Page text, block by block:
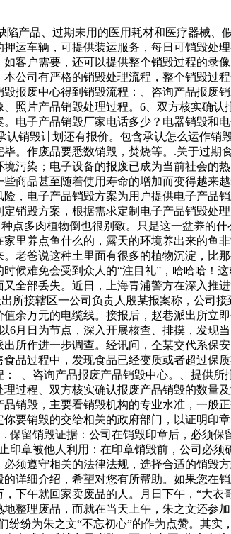
陷产品、过期未用的医用耗材和医疗器械
运车辆，可提供装运服务，每日可销毁
客户需要，还可以提供整个销毁过程的
公司有严格的销毁处理流程，整个销毁
报废中心得到销毁流程：、咨询产品报废
照片产品销毁处理过程。6、双方核实确
电子产品销毁厂家电话多少？电器销毁和
销毁计划还有报价。包含承认怎么运作
。作废品要悉数销毁，焚烧等。.关于过
污染；电子设备的报废已成为当前社会
商品甚至随着使用寿命的增加而变得越来
，电子产品销毁方案为用户提供电子产品
销毁方案，根据需求定制电子产品销毁处
点多肉植物倒也很别致。只是这一盆养的
里养点鱼什么的，露天的环境养出来的
老爸说这种土里面有很多的植物沉淀，比
候难免会受到众人的“注目礼”，哈哈哈！
全部丢失。近日，上海青浦警方在深入推
所接辖区一公司负责人殷某报案称，公司
余万元的电缆线。接报后，赵巷派出所立
6月日为节点，深入开展核查、排摸，发
所作进一步调查。经讯问，仝某交代系保
品过程中，发现食品已经变质或者超过保
、咨询产品报废产品销毁中心。、提供
过程、双方核实确认报废产品销毁的数量
销毁，主要看销毁机构的专业水准，一般
要销毁的交给相关的政府部门，以证明
保留销毁证据：公司在销毁印章后，必须
印章被他人利用：在印章销毁前，公司必
须遵守相关的法律法规，选择合适的销
详细介绍，希望对您有所帮助。如果您在
下午就回家卖废品的人。月日下午，“大
整理废品，而就在当天上午，朱之文还参
纷纷为朱之文“不忘初心”的作为点赞。其